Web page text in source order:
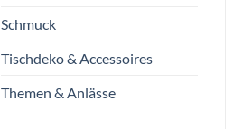
Schmuck
Tischdeko & Accessoires
Themen & Anlässe